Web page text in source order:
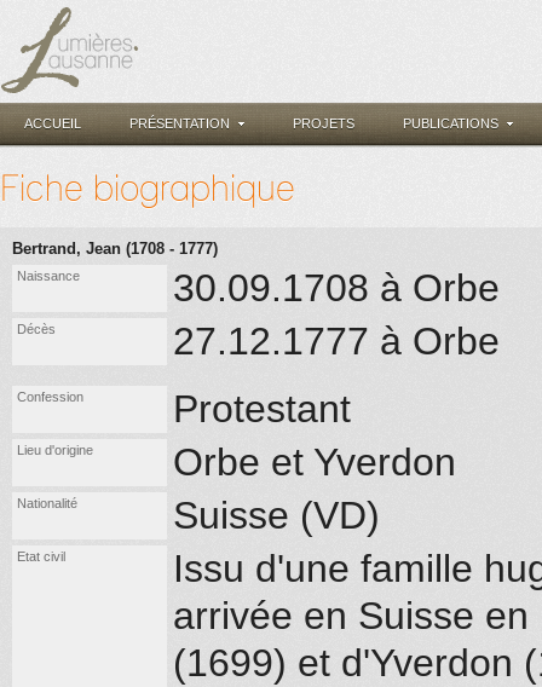
ACCUEIL PRÉSENTATION PROJETS PUBLICATIONS
Fiche biographique
Bertrand, Jean (1708 - 1777)
Naissance 30.09.1708 à Orbe
Décès 27.12.1777 à Orbe
Confession Protestant
Lieu d'origine Orbe et Yverdon
Nationalité Suisse (VD)
Etat civil
Issu d'une famille
arrivée en Suisse
(1699) et d'Yverdon